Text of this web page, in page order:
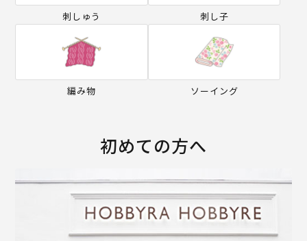
刺しゅう 刺し子
編み物 ソーイング
初めての方へ